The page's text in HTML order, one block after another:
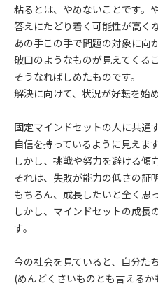
粘るとは、やめないことです。
答えにたどり着く可能性が高く
あの手この手で問題の対象に向
破口のようなものが見えてくる
そうなればしめたものです。
解決に向けて、状況が好転を始め
固定マインドセットの人に共通
自信を持っているように見えます
しかし、挑戦や努力を避ける傾
それは、失敗が能力の低さの証
もちろん、成長したいと全く思
しかし、マインドセットの成長
す。
今の社会を見ていると、自分た
(めんどくさいものとも言える